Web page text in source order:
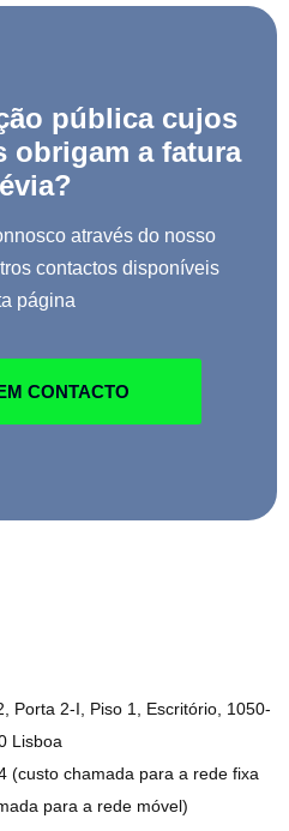
pública cujos
obrigam a fatura
através do nosso
contactos disponíveis
página
CONTACTO
Porta 2-I, Piso 1, Escritório, 1050-
Lisboa
(custo chamada para a rede fixa
para a rede móvel)